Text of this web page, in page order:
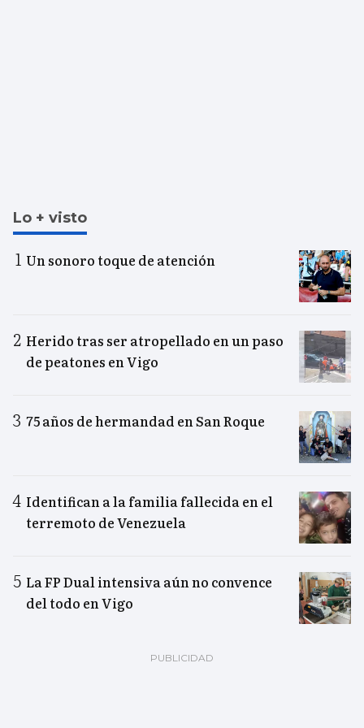
Lo + visto
Un sonoro toque de atención
Herido tras ser atropellado en un paso
de peatones en Vigo
75 años de hermandad en San Roque
Identifican a la familia fallecida en el
terremoto de Venezuela
La FP Dual intensiva aún no convence
del todo en Vigo